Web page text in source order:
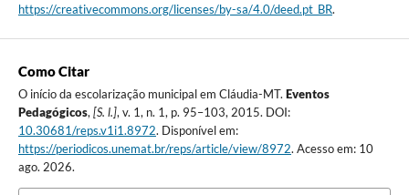
https://creativecommons.org/licenses/by-sa/4.0/deed.pt_BR.
Como Citar
O início da escolarização municipal em Cláudia-MT. Eventos
Pedagógicos, [S. l.], v. 1, n. 1, p. 95–103, 2015. DOI:
10.30681/reps.v1i1.8972. Disponível em:
https://periodicos.unemat.br/reps/article/view/8972. Acesso em: 10
ago. 2026.